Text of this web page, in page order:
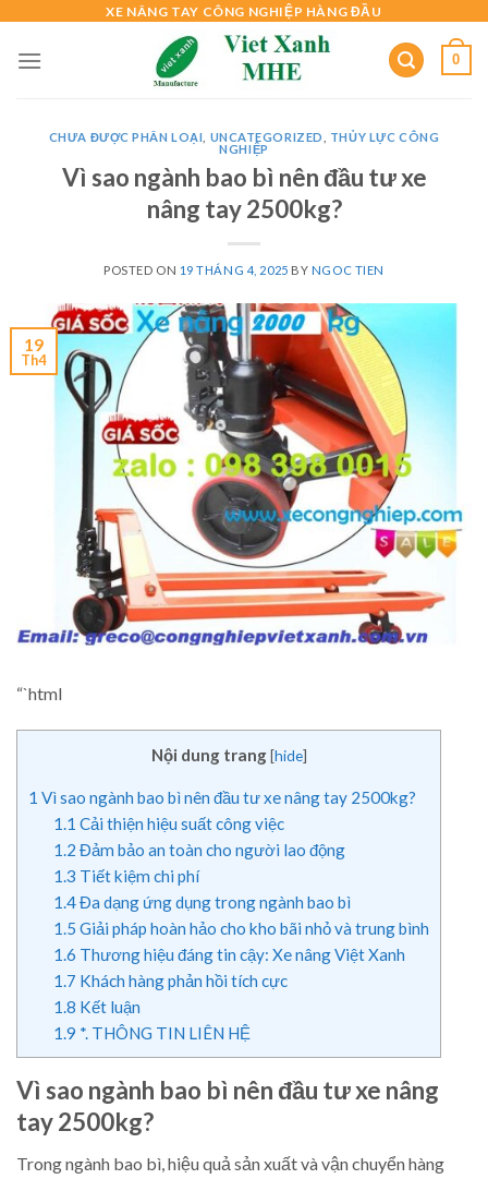
content
XE NÂNG TAY CÔNG NGHIỆP HÀNG ĐẦU
0
CHƯA ĐƯỢC PHÂN LOẠI UNCATEGORIZED
THỦY LỰC CÔNG
NGHIỆP
Vì sao ngành bao bì nên đầu tư xe
nâng tay 2500kg?
POSTED ON 19 THÁNG 4, 2025 BY NGOC TIEN
19
Th4
“`html
Nội dung trang [hide]
1 Vì sao ngành bao bì nên đầu tư xe nâng tay 2500kg?
1.1 Cải thiện hiệu suất công việc
1.2 Đảm bảo an toàn cho người lao động
1.3 Tiết kiệm chi phí
1.4Đa dạng ứng dụng trong ngành bao bì
1.5 Giải pháp hoàn hảo cho kho bãi nhỏ và trung bình
1.6 Thương hiệu đáng tin cậy: Xe nâng Việt Xanh
1.7 Khách hàng phản hồi tích cực
1.8 Kết luận
1.9 *. THÔNG TIN LIÊN HỆ
Vì sao ngành bao bì nên đầu tư xe nâng
tay 2500kg?
Trong ngành bao bì, hiệu quả sản xuất và vận chuyển hàng